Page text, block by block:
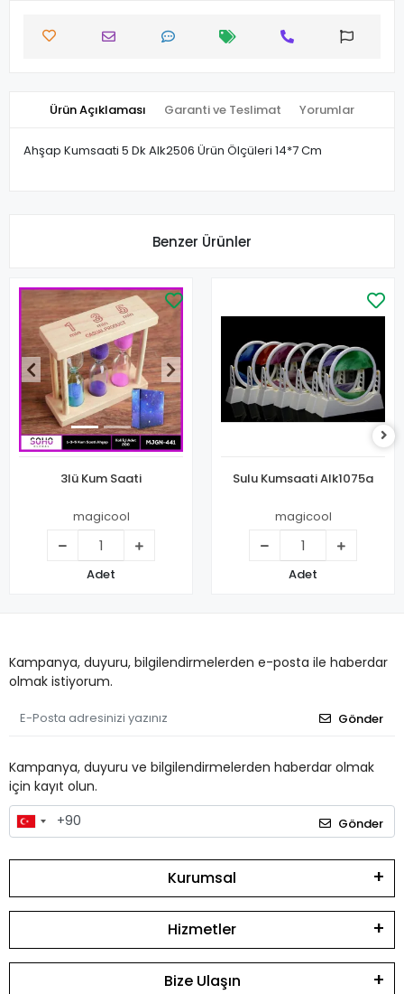
Ürün Açıklaması Garanti ve Teslimat Yorumlar
Ahşap Kumsaati 5 Dk Alk2506 Ürün Ölçüleri 14*7 Cm
Benzer Ürünler
3lü Kum Saati
magicool
Adet
Sulu Kumsaati Alk1075a
magicool
Adet
Kampanya, duyuru, bilgilendirmelerden e-posta ile haberdar
olmak istiyorum.
Gönder
Kampanya, duyuru ve bilgilendirmelerden haberdar olmak
için kayıt olun.
Gönder
Kurumsal
Hizmetler
Bize Ulaşın